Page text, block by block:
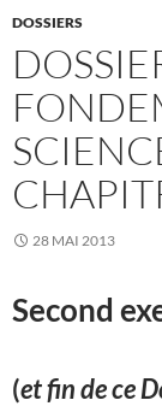
DOSSIERS
28 MAI 2013
Second
(et fin de ce